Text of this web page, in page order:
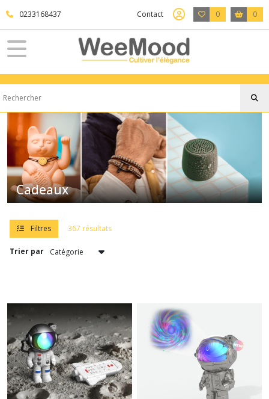
0233168437 Contact 0 0
Cadeaux
Filtres 367 résultats
Trier par
Fermer
FILTRES
Tous
les
produits
Cadeaux
High
tech
(9)
Insolites
DEEJO
(27)
Livres
(3)